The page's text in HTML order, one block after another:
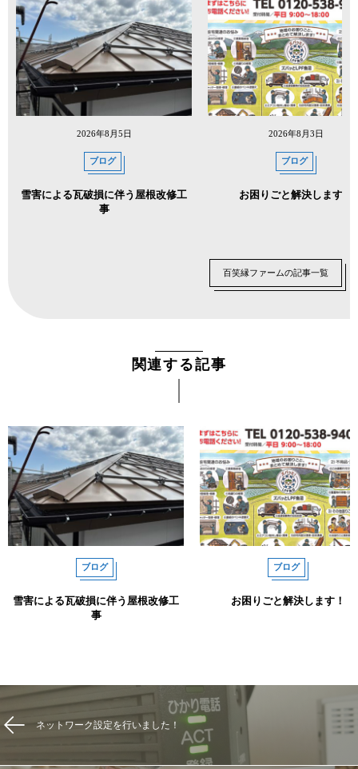
2026年8月5日
ブログ
雪害による瓦破損に伴う屋根改修工
事
2026年8月3日
ブログ
お困りごと解決します！
百笑縁ファームの記事一覧
関連する記事
ブログ
雪害による瓦破損に伴う屋根改修工
事
ブログ
お困りごと解決します！
ネットワーク設定を行いました！